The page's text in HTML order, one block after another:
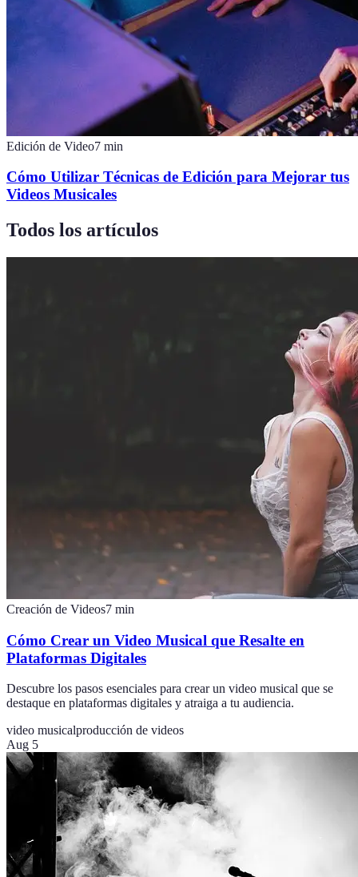
Edición de Video7 min
Cómo Utilizar Técnicas de Edición para Mejorar tus
Videos Musicales
Todos los artículos
Creación de Videos7 min
Cómo Crear un Video Musical que Resalte en
Plataformas Digitales
Descubre los pasos esenciales para crear un video musical que se
destaque en plataformas digitales y atraiga a tu audiencia.
video musicalproducción de videos
Aug 5